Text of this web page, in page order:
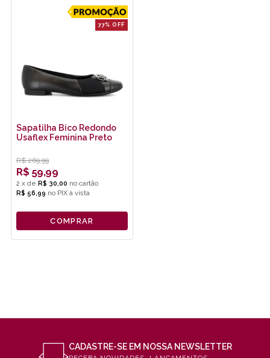
77% OFF
Sapatilha Bico Redondo
Usaflex Feminina Preto
R$ 269,99
R$ 59,99
2 x de R$ 30,00
R$ 56,99 no PIX
COMPRAR
CADASTRE-SE EM NOSSA NEWSLETTER